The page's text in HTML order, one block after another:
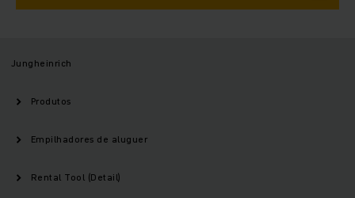
Jungheinrich
Produtos
Empilhadores de aluguer
Rental Tool (Detail)